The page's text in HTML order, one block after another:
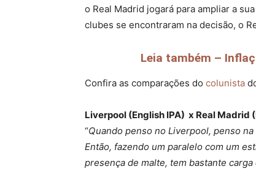
o Real Madrid jogará para ampliar a
clubes se encontraram na decisão, o
Leia também –
Confira as comparações do colunista
Liverpool (English IPA) x Real Madrid
“Quando penso no Liverpool, penso
Então, fazendo um paralelo com um
presença de malte, tem bastante